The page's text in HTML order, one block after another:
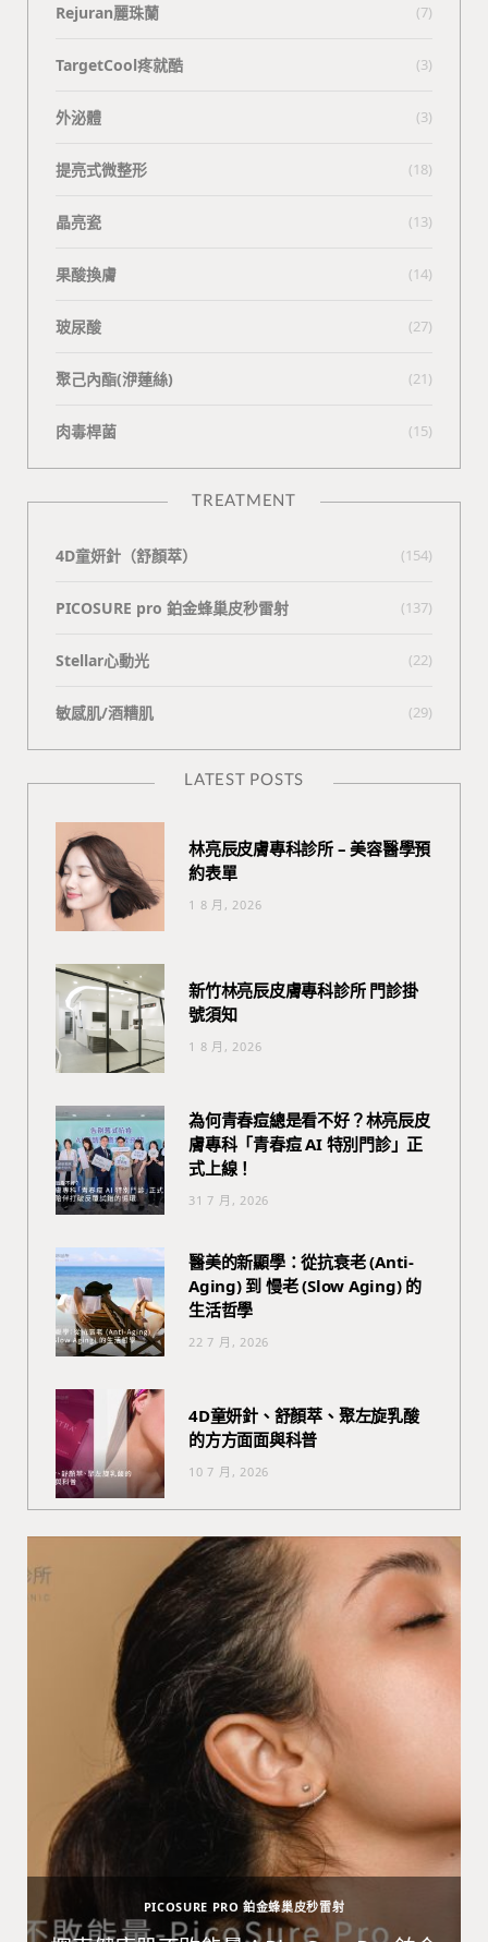
Rejuran麗珠蘭 (7)
TargetCool疼就酷 (3)
外泌體 (3)
提亮式微整形 (18)
晶亮瓷 (13)
果酸換膚 (14)
玻尿酸 (27)
聚己內酯(洢蓮絲) (21)
肉毒桿菌 (15)
TREATMENT
4D童妍針（舒顏萃） (154)
PICOSURE pro 鉑金蜂巢皮秒雷射 (137)
Stellar心動光 (22)
敏感肌/酒糟肌 (29)
LATEST POSTS
林亮辰皮膚專科診所 – 美容醫學預
約表單
1 8 月, 2026
新竹林亮辰皮膚專科診所 門診掛
號須知
1 8 月, 2026
為何青春痘總是看不好？林亮辰皮
膚專科「青春痘 AI 特別門診」正
式上線！
31 7 月, 2026
醫美的新顯學：從抗衰老 (Anti-
Aging) 到 慢老 (Slow Aging) 的
生活哲學
22 7 月, 2026
4D童妍針、舒顏萃、聚左旋乳酸
的方方面面與科普
10 7 月, 2026
PICOSURE PRO 鉑金蜂巢皮秒雷射